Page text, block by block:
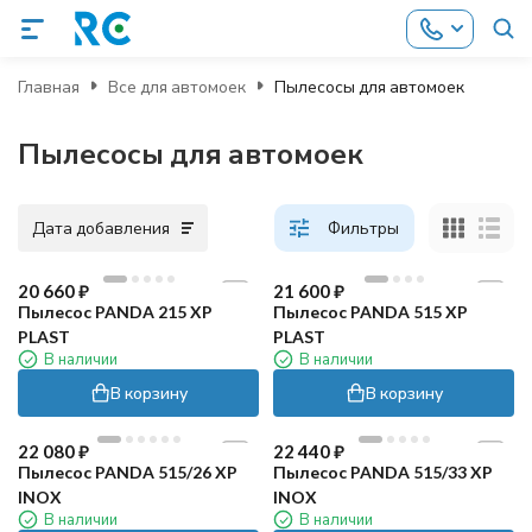
Главная Все для автомоек Пылесосы для автомоек
Пылесосы для автомоек
Дата добавления Фильтры
20 660₽
Пылесос PANDA 215 XP
PLAST
В наличии
В корзину
21 600₽
Пылесос PANDA 515 XP
PLAST
В наличии
В корзину
22 080₽
Пылесос PANDA 515/26 XP
INOX
В наличии
22 440₽
Пылесос PANDA 515/33 XP
INOX
В наличии